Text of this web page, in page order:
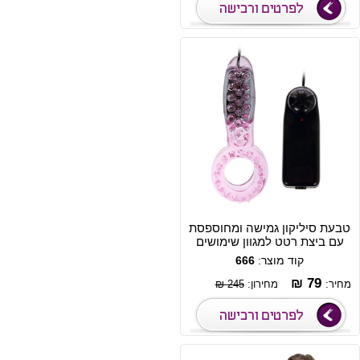
טבעת סיליקון גמישה ומחוספסת
עם ביצת רטט למגוון שימושים
קוד מוצר: 666
מחיר: 79 ₪ מחירון:245 ₪